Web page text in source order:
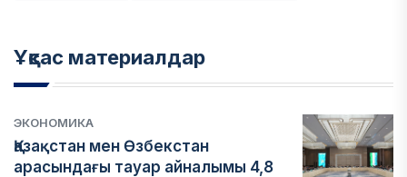
Ұқсас материалдар
ЭКОНОМИКА
Қазақстан мен Өзбекстан
арасындағы тауар айналымы 4,8